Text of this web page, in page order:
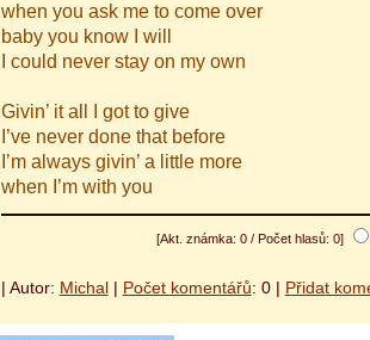
when you ask me to come over
baby you know I will
I could never stay on my own
Givin’ it all I got to give
I’ve never done that before
I’m always givin’ a little more
when I’m with you
[Akt. známka: 0 / Počet hlasů: 0]
| Autor: Michal| Počet komentářů: 0 | Přidat